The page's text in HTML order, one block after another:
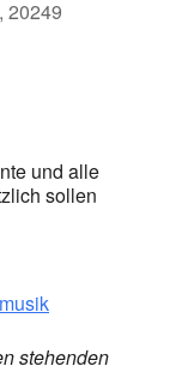
20249
und alle
sollen
stehenden